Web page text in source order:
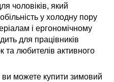
чоловіків, який
у холодну пору
і ергономічному
для працівників
та любителів активного
можете купити зимовий